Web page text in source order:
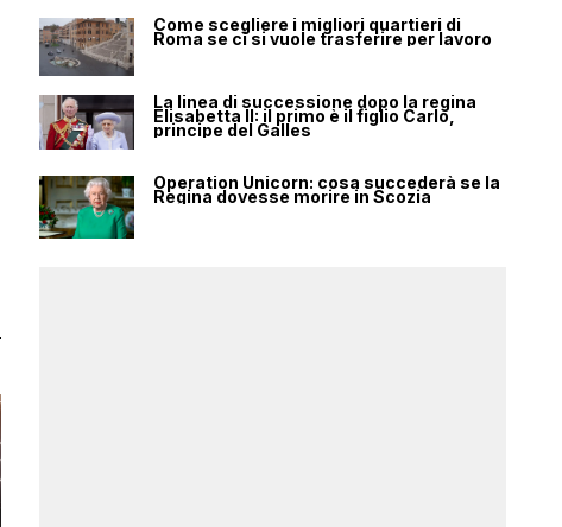
Come scegliere i migliori quartieri di
Roma se ci si vuole trasferire per lavoro
La linea di successione dopo la regina
Elisabetta II: il primo è il figlio Carlo,
principe del Galles
Operation Unicorn: cosa succederà se la
Regina dovesse morire in Scozia